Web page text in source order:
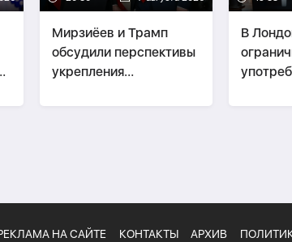
Мирзиёев и Трамп
обсудили перспективы
укрепления
отношений
В
НА САЙТЕ КОНТАКТЫ АРХИВ